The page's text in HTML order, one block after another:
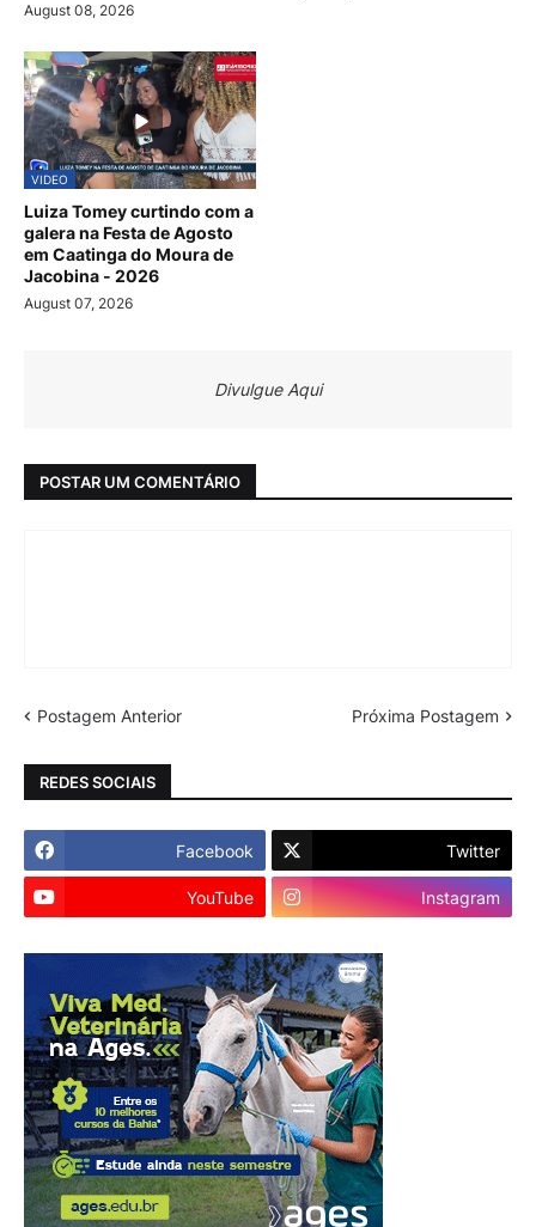
August 08, 2026
VIDEO
Luiza Tomey curtindo com a
galera na Festa de Agosto
em Caatinga do Moura de
Jacobina - 2026
August 07, 2026
Divulgue Aqui
POSTAR UM COMENTÁRIO
Postagem Anterior Próxima Postagem
REDES SOCIAIS
Facebook Twitter
YouTube Instagram